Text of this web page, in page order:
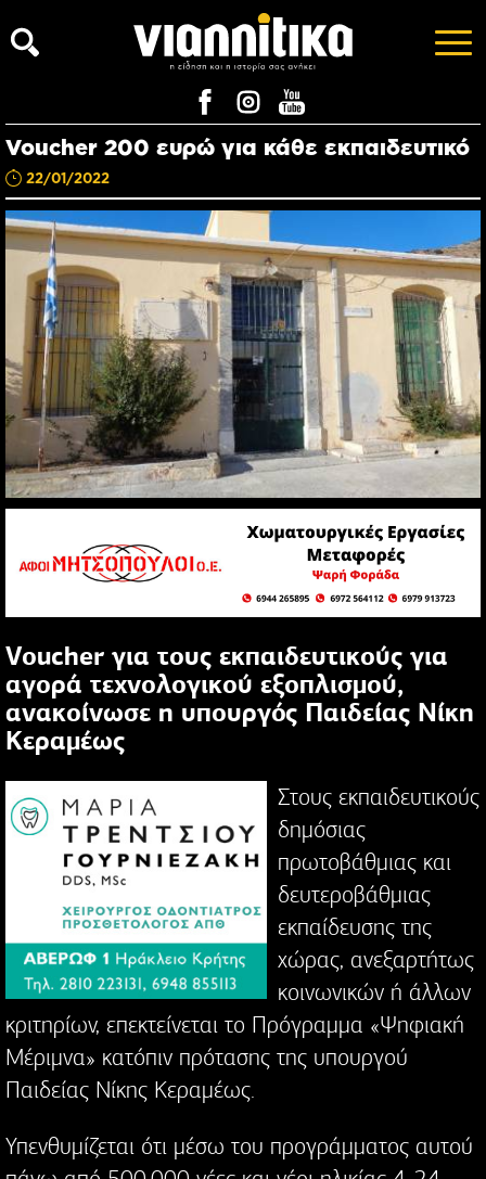
Voucher 200 ευρώ για κάθε εκπαιδευτικό
22/01/2022
Voucher για τους εκπαιδευτικούς για
αγορά τεχνολογικού εξοπλισμού,
ανακοίνωσε η υπουργός Παιδείας Νίκη
Κεραμέως
Στους εκπαιδευτικούς
δημόσιας
πρωτοβάθμιας και
δευτεροβάθμιας
εκπαίδευσης της
χώρας, ανεξαρτήτως
κοινωνικών ή άλλων
κριτηρίων, επεκτείνεται το Πρόγραμμα «Ψηφιακή
Μέριμνα» κατόπιν πρότασης της υπουργού
Παιδείας Νίκης Κεραμέως.
Υπενθυμίζεται ότι μέσω του προγράμματος αυτού